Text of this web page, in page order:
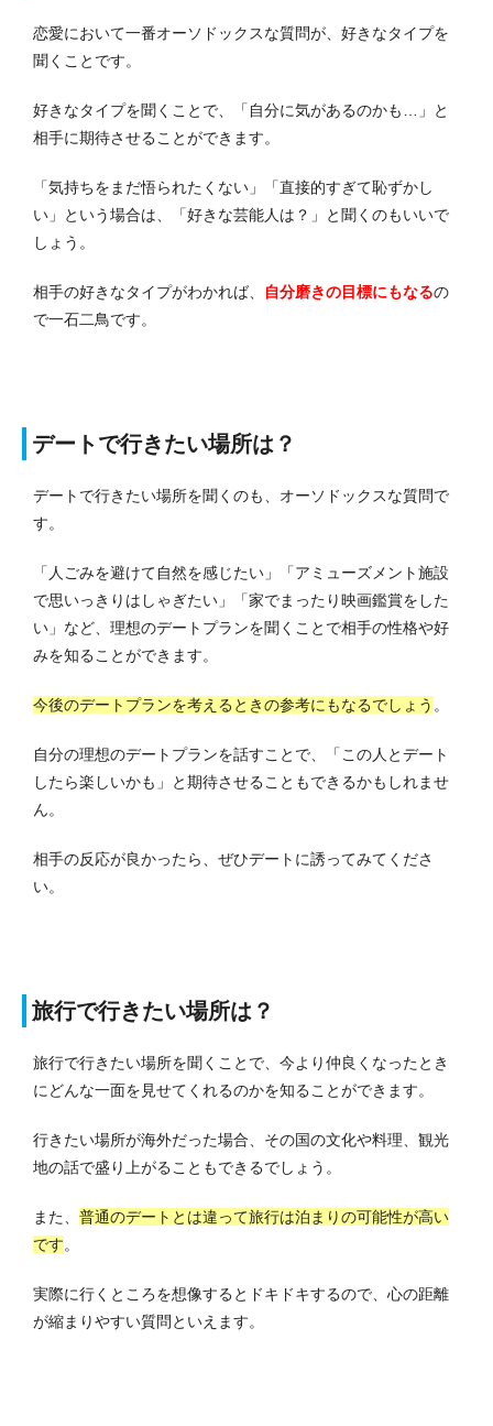
恋愛において一番オーソドックスな質問が、好きなタイプを
聞くことです。
好きなタイプを聞くことで、「自分に気があるのかも…」と
相手に期待させることができます。
「気持ちをまだ悟られたくない」「直接的すぎて恥ずかし
い」という場合は、「好きな芸能人は？」と聞くのもいいで
しょう。
相手の好きなタイプがわかれば、 自分磨きの目標にもなるの
で一石二鳥です。
デートで行きたい場所は？
デートで行きたい場所を聞くのも、オーソドックスな質問で
す。
「人ごみを避けて自然を感じたい」「アミューズメント施設
で思いっきりはしゃぎたい」「家でまったり映画鑑賞をした
い」など、理想のデートプランを聞くことで相手の性格や好
みを知ることができます。
今後のデートプランを考えるときの参考にもなるでしょう 。
自分の理想のデートプランを話すことで、「この人とデート
したら楽しいかも」と期待させることもできるかもしれませ
ん。
相手の反応が良かったら、ぜひデートに誘ってみてくださ
い。
旅行で行きたい場所は？
旅行で行きたい場所を聞くことで、今より仲良くなったとき
にどんな一面を見せてくれるのかを知ることができます。
行きたい場所が海外だった場合、その国の文化や料理、観光
地の話で盛り上がることもできるでしょう。
また、 普通のデートとは違って旅行は泊まりの可能性が高い
です。
実際に行くところを想像するとドキドキするので、心の距離
が縮まりやすい質問といえます。